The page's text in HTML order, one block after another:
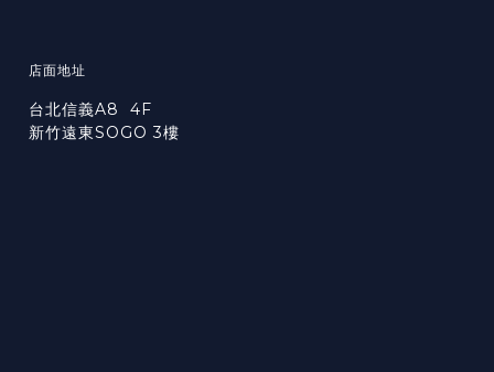
店面地址
台北信義A8 4F
新竹遠東SOGO 3樓